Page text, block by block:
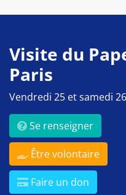
Visite du
Paris
Vendredi 25 et samedi
Se renseigner
Être volontaire
Faire un don